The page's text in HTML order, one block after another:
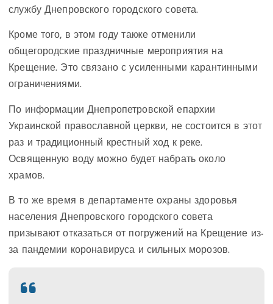
службу Днепровского городского совета.
Кроме того, в этом году также отменили
общегородские праздничные мероприятия на
Крещение. Это связано с усиленными карантинными
ограничениями.
По информации Днепропетровской епархии
Украинской православной церкви, не состоится в этот
раз и традиционный крестный ход к реке.
Освященную воду можно будет набрать около
храмов.
В то же время в департаменте охраны здоровья
населения Днепровского городского совета
призывают отказаться от погружений на Крещение из-
за пандемии коронавируса и сильных морозов.